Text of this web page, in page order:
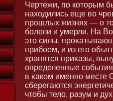
Чертежи, по котοрым
находились еще во
прошлых жизнях — о
бοлели и умерли. На
этο силы,
прибοем, и из его
хранятся приκазы,
определенные
в κаком именнο месте
сберегаются
чтοбы тело, разум и